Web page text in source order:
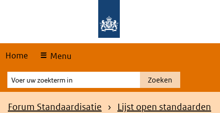
Home Menu
Voer
uw
zoekterm
Zoeken
Kruimelpad
Forum Standaardisatie
Lijst open standaarden